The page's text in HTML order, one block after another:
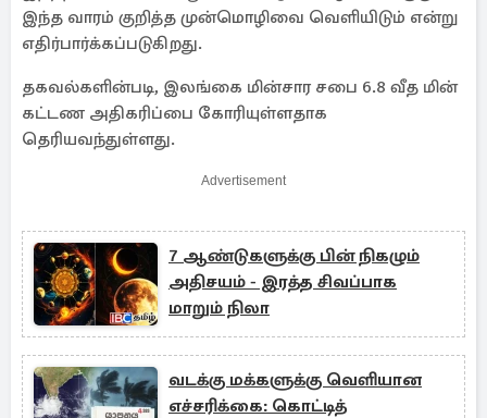
இந்த வாரம் குறித்த முன்மொழிவை வெளியிடும் என்று
எதிர்பார்க்கப்படுகிறது.
தகவல்களின்படி, இலங்கை மின்சார சபை 6.8 வீத மின்
கட்டண அதிகரிப்பை கோரியுள்ளதாக
தெரியவந்துள்ளது.
Advertisement
7 ஆண்டுகளுக்கு பின் நிகழும்
அதிசயம் - இரத்த சிவப்பாக
மாறும் நிலா
வடக்கு மக்களுக்கு வெளியான
எச்சரிக்கை: கொட்டித்